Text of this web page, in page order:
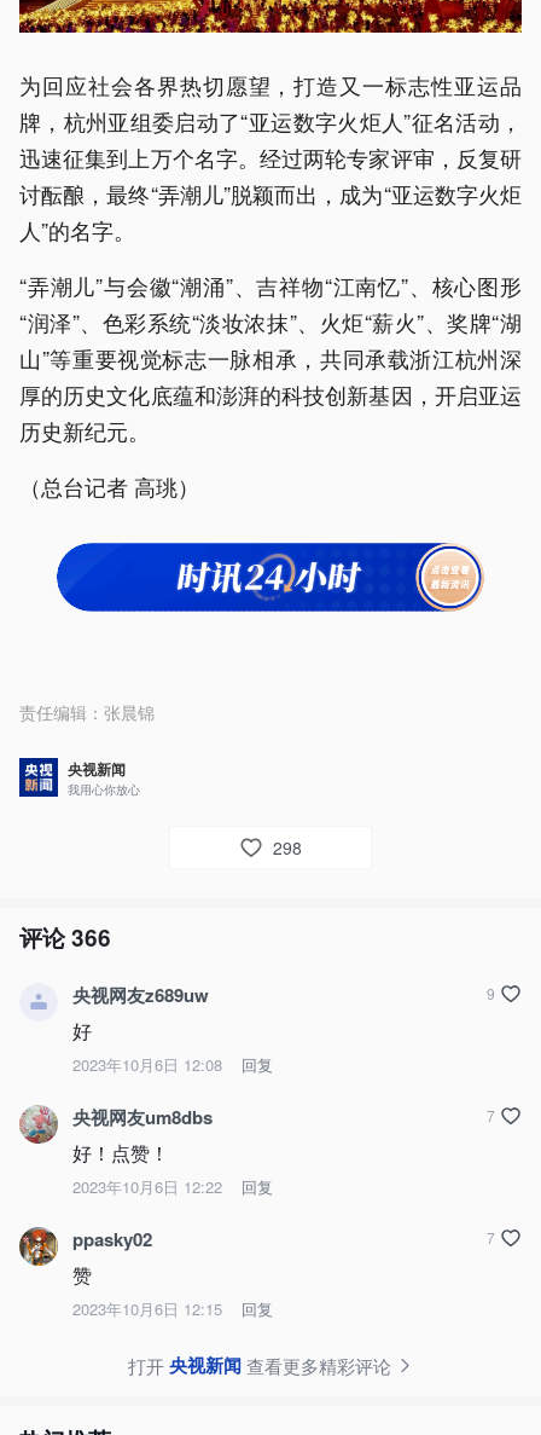
为回应社会各界热切愿望，打造又一标志性亚运品
牌，杭州亚组委启动了“亚运数字火炬人”征名活动，
迅速征集到上万个名字。经过两轮专家评审，反复研
讨酝酿，最终“弄潮儿”脱颖而出，成为“亚运数字火炬
人”的名字。
“弄潮儿”与会徽“潮涌”、吉祥物“江南忆”、核心图形
“润泽”、色彩系统“淡妆浓抹”、火炬“薪火”、奖牌“湖
山”等重要视觉标志一脉相承，共同承载浙江杭州深
厚的历史文化底蕴和澎湃的科技创新基因，开启亚运
历史新纪元。
（总台记者 高珧）
责任编辑： 张晨锦
央视新闻
我用心你放心
298
评论366
央视网友z689uw
好
2023年10月6日 12:08 回复
9
央视网友um8dbs
好！点赞！
2023年10月6日 12:22 回复
7
ppasky02
赞
2023年10月6日 12:15 回复
7
打开央视新闻查看更多精彩评论